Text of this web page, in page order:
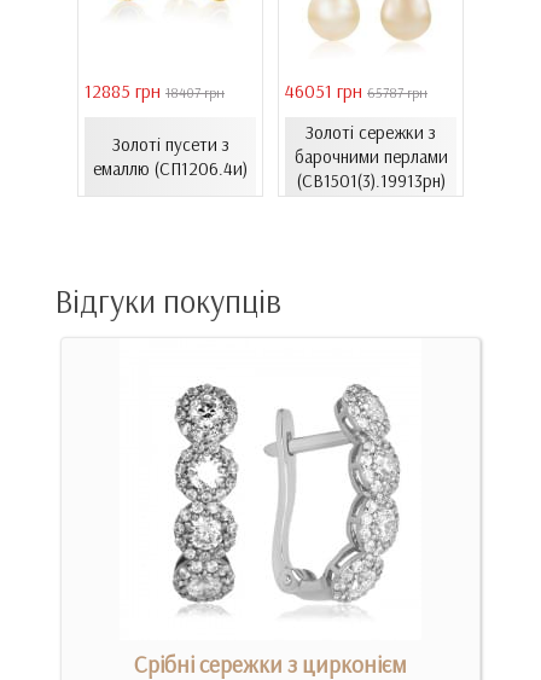
12885 грн 18407 грн
Золоті пусети з
емаллю (СП1206.4и)
46051 грн 65787 грн
Золоті сережки з
барочними перлами
(СВ1501(3).19913рн)
Відгуки покупців
Срібні сережки з цирконієм